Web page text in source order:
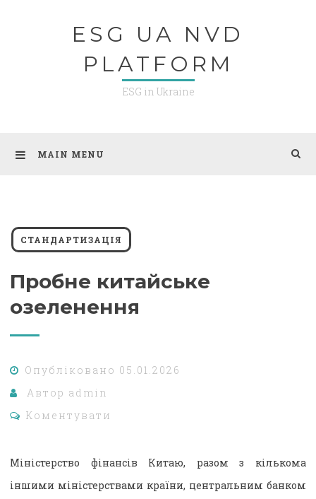
ESG UA NVD
PLATFORM
ESG in Ukraine
MAIN MENU
СТАНДАРТИЗАЦІЯ
Пробне китайське
озеленення
Опубліковано 05.01.2026
Автор admin
Коментувати
Міністерство фінансів Китаю, разом з кількома
іншими міністерствами країни, центральним банком